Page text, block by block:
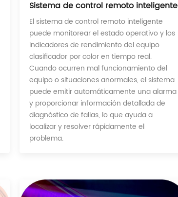
Sistema de control remoto inteligente
El sistema de control remoto inteligente
puede monitorear el estado operativo y los
indicadores de rendimiento del equipo
clasificador por color en tiempo real.
Cuando ocurren mal funcionamiento del
equipo o situaciones anormales, el sistema
puede emitir automáticamente una alarma
y proporcionar información detallada de
diagnóstico de fallas, lo que ayuda a
localizar y resolver rápidamente el
problema.